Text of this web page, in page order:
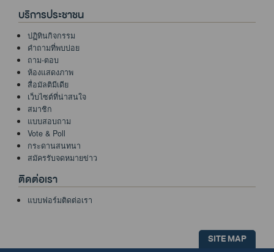
บริการประชาชน
ปฏิทินกิจกรรม
คำถามที่พบบ่อย
ถาม-ตอบ
ห้องแสดงภาพ
สื่อมัลติมีเดีย
เว็บไซต์ที่น่าสนใจ
สมาชิก
แบบสอบถาม
Vote & Poll
กระดานสนทนา
สมัครรับจดหมายข่าว
ติดต่อเรา
แบบฟอร์มติดต่อเรา
SITE MAP